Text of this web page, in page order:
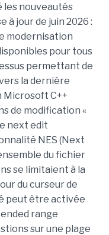
les nouveautés
à jour de juin 2026 :
modernisation
pour tous
permettant de
la dernière
Microsoft C++
de modification «
next edit
NES (Next
du fichier
se limitaient à la
du curseur de
peut être activée
range
sur une plage